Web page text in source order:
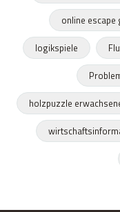
online escape
logikspiele
holzpuzzle